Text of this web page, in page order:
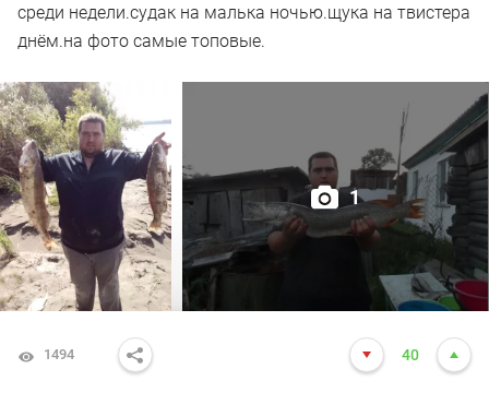
среди недели.судак на малька ночью.щука на твистера
днём.на фото самые топовые.
1
1494 40